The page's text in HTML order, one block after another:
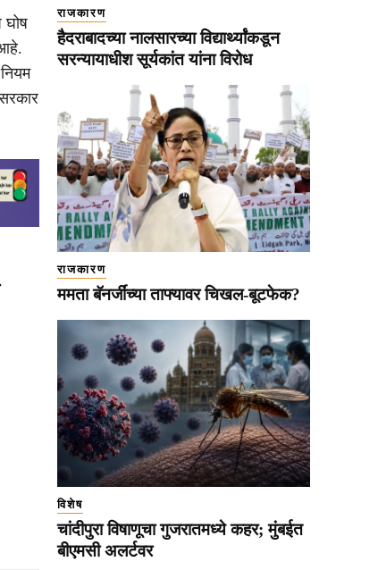
घोष
राजकारण
हैदराबादच्या नालसारच्या विद्यार्थ्यांकडून
सरन्यायाधीश सूर्यकांत यांना विरोध
राजकारण
ममता बॅनर्जींच्या ताफ्यावर चिखल-बूटफेक?
विशेष
चांदीपुरा विषाणूचा गुजरातमध्ये कहर; मुंबईत
बीएमसी अलर्टवर